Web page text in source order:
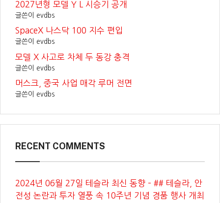
2027년형 모델 Y L 시승기 공개
글쓴이 evdbs
SpaceX 나스닥 100 지수 편입
글쓴이 evdbs
모델 X 사고로 차체 두 동강 충격
글쓴이 evdbs
머스크, 중국 사업 매각 루머 전면
글쓴이 evdbs
RECENT COMMENTS
2024년 06월 27일 테슬라 최신 동향 – ## 테슬라, 안
전성 논란과 투자 열풍 속 10주년 기념 경품 행사 개최